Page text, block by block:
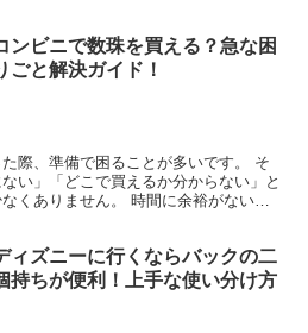
ンビニで数珠を買える？急な困
ごと解決ガイド！
際、準備で困ることが多いです。 そ
い」「どこで買えるか分からない」と
くありません。 時間に余裕がない場
ィズニーに行くならバックの二
持ちが便利！上手な使い分け方